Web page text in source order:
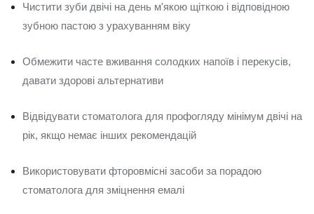
Чистити зуби двічі на день м'якою щіткою і відповідною
зубною пастою з урахуванням віку
Обмежити часте вживання солодких напоїв і перекусів,
давати здорові альтернативи
Відвідувати стоматолога для профогляду мінімум двічі на
рік, якщо немає інших рекомендацій
Використовувати фторовмісні засоби за порадою
стоматолога для зміцнення емалі